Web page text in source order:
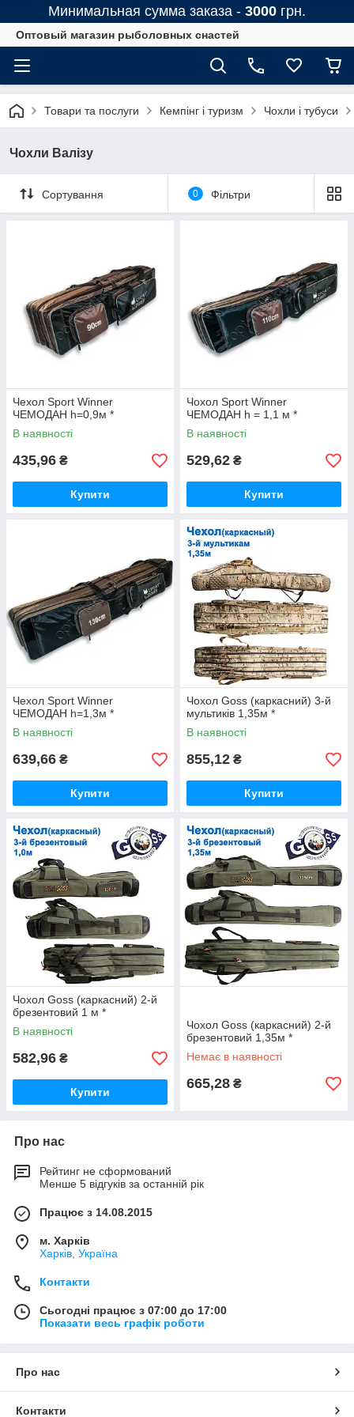
Минимальная сумма заказа - 3000 грн.
Оптовый магазин рыболовных снастей
Товари та послуги Кемпінг і туризм Чохли і тубуси
Чохли Валізу
Сортування 0 Фільтри
Чехол Sport Winner
ЧЕМОДАН h=0,9м *
В наявності
435,96 ₴
Купити
Чохол Sport Winner
ЧЕМОДАН h = 1,1 м *
В наявності
529,62 ₴
Купити
Чехол Sport Winner
ЧЕМОДАН h=1,3м *
В наявності
639,66 ₴
Купити
Чохол Goss (каркасний) 3-й
мультиків 1,35м *
В наявності
855,12 ₴
Купити
Чохол Goss (каркасний) 2-й
брезентовий 1 м *
В наявності
582,96 ₴
Купити
Чохол Goss (каркасний) 2-й
брезентовий 1,35м *
Немає в наявності
665,28 ₴
Про нас
Рейтинг не сформований
Менше 5 відгуків за останній рік
Працює з 14.08.2015
м. Харків
Харків, Україна
Контакти
Сьогодні працює з 07:00 до 17:00
Показати весь графік роботи
Про нас
Контакти